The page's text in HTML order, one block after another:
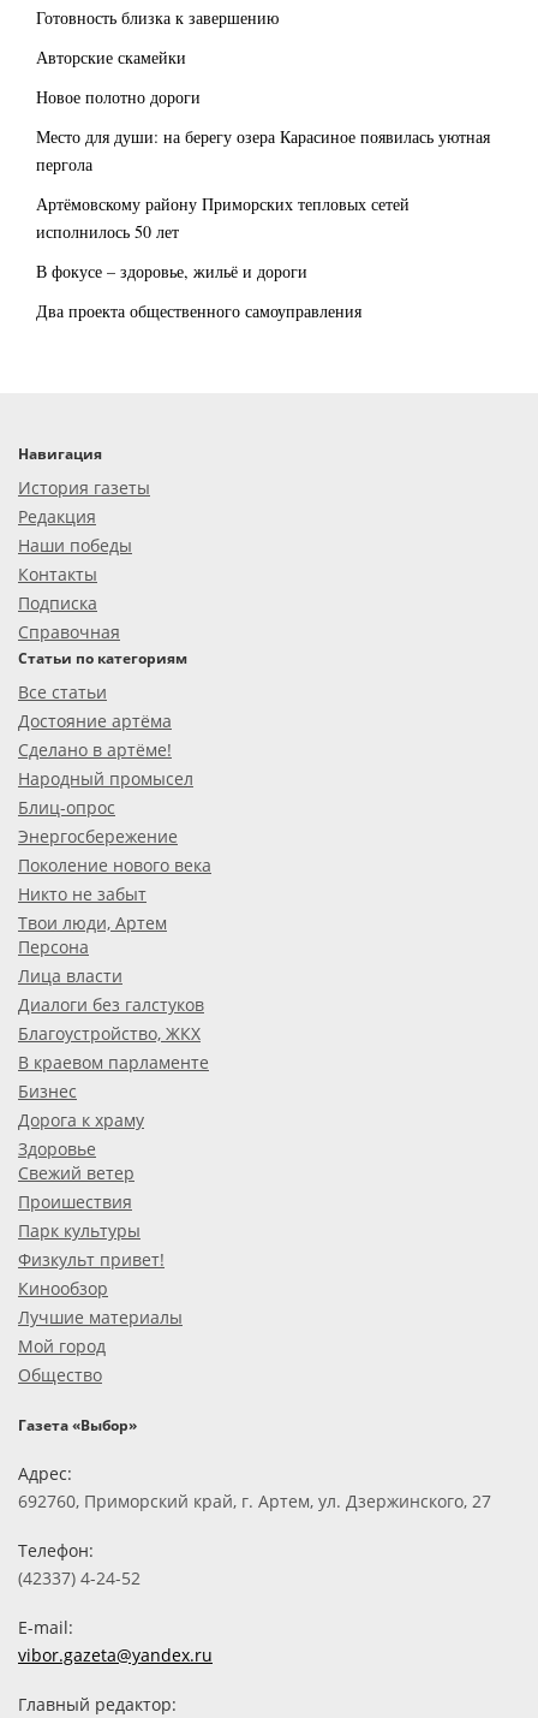
Готовность близка к завершению
Авторские скамейки
Новое полотно дороги
Место для души: на берегу озера Карасиное появилась уютная
пергола
Артёмовскому району Приморских тепловых сетей
исполнилось 50 лет
В фокусе – здоровье, жильё и дороги
Два проекта общественного самоуправления
Навигация
История газеты
Редакция
Наши победы
Контакты
Подписка
Справочная
Статьи по категориям
Все статьи
Достояние артёма
Сделано в артёме!
Народный промысел
Блиц-опрос
Энергосбережение
Поколение нового века
Никто не забыт
Твои люди, Артем
Персона
Лица власти
Диалоги без галстуков
Благоустройство, ЖКХ
В краевом парламенте
Бизнес
Дорога к храму
Здоровье
Свежий ветер
Проишествия
Парк культуры
Физкульт привет!
Кинообзор
Лучшие материалы
Мой город
Общество
Газета «Выбор»
Адрес:
692760, Приморский край, г. Артем, ул. Дзержинского, 27
Телефон:
(42337) 4-24-52
E-mail:
vibor.gazeta@yandex.ru
Главный редактор: